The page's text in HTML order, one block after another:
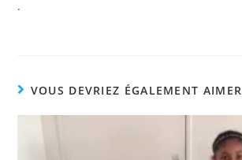
.
VOUS DEVRIEZ ÉGALEMENT AIMER